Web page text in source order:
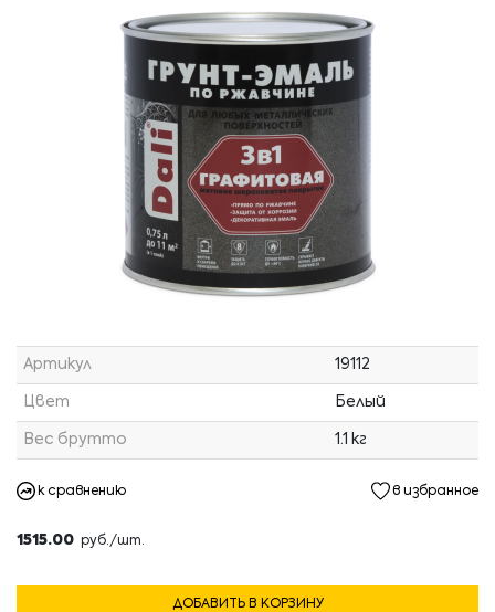
Артикул 19112
Цвет Белый
Вес брутто 1.1 кг
к сравнению в избранное
1515.00 руб./шт.
ДОБАВИТЬ В КОРЗИНУ